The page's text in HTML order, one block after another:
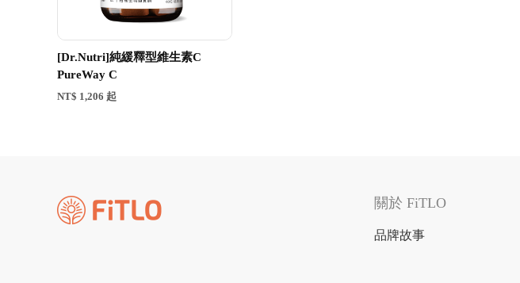
[Dr.Nutri]純緩釋型維生素C
PureWay C
NT$ 1,206 起
關於 FiTLO
品牌故事